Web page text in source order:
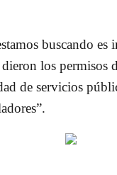
buscando
los permisos
de servicios